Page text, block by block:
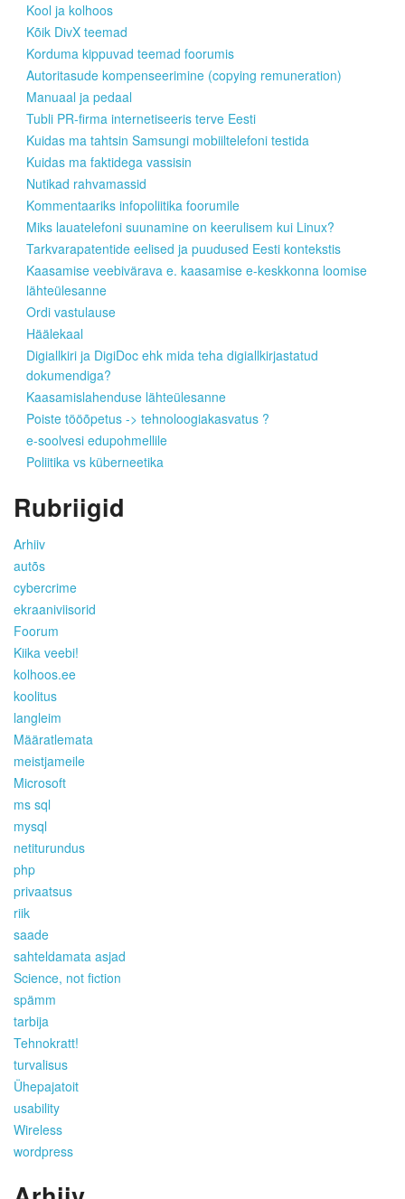
Kool ja kolhoos
Kõik DivX teemad
Korduma kippuvad teemad foorumis
Autoritasude kompenseerimine (copying remuneration)
Manuaal ja pedaal
Tubli PR-firma internetiseeris terve Eesti
Kuidas ma tahtsin Samsungi mobiiltelefoni testida
Kuidas ma faktidega vassisin
Nutikad rahvamassid
Kommentaariks infopoliitika foorumile
Miks lauatelefoni suunamine on keerulisem kui Linux?
Tarkvarapatentide eelised ja puudused Eesti kontekstis
Kaasamise veebivärava e. kaasamise e-keskkonna loomise
lähteülesanne
Ordi vastulause
Häälekaal
Digiallkiri ja DigiDoc ehk mida teha digiallkirjastatud
dokumendiga?
Kaasamislahenduse lähteülesanne
Poiste tööõpetus -> tehnoloogiakasvatus ?
e-soolvesi edupohmellile
Poliitika vs küberneetika
Rubriigid
Arhiiv
autõs
cybercrime
ekraaniviisorid
Foorum
Kiika veebi!
kolhoos.ee
koolitus
langleim
Määratlemata
meistjameile
Microsoft
ms sql
mysql
netiturundus
php
privaatsus
riik
saade
sahteldamata asjad
Science, not fiction
spämm
tarbija
Tehnokratt!
turvalisus
Ühepajatoit
usability
Wireless
wordpress